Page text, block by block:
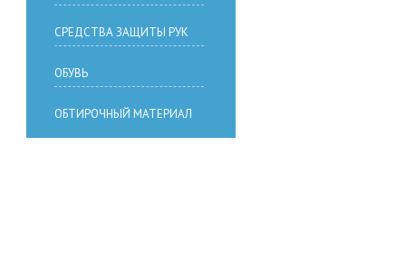
СРЕДСТВА ЗАЩИТЫ РУК
ОБУВЬ
ОБТИРОЧНЫЙ МАТЕРИАЛ